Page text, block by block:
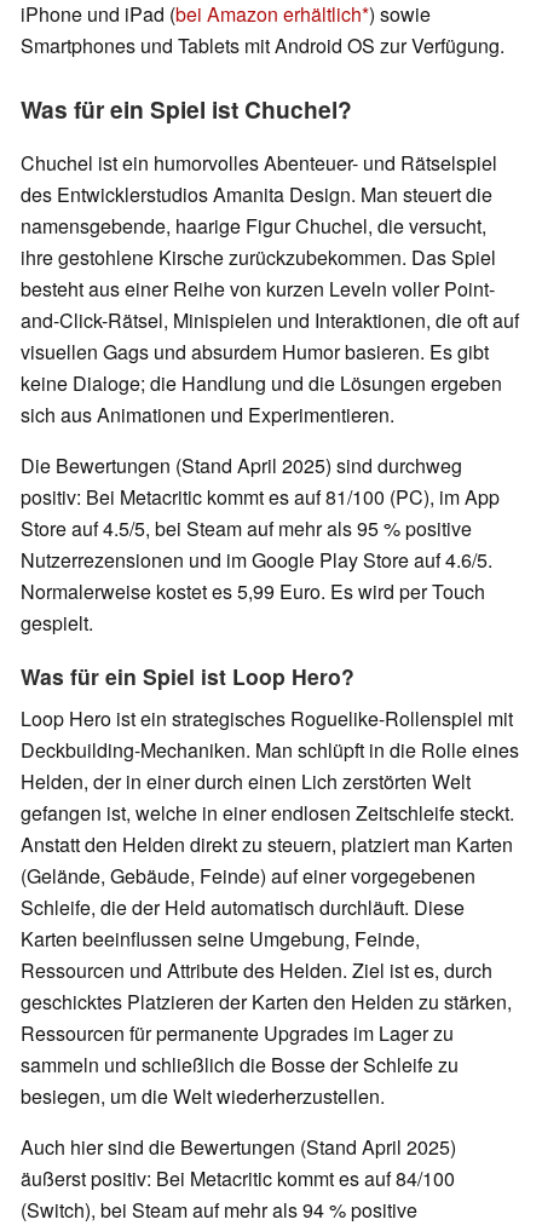
iPhone und iPad (bei Amazon erhältlich ) sowie
Smartphones und Tablets mit Android OS zur Verfügung.
Was für ein Spiel ist Chuchel?
Chuchel ist ein humorvolles Abenteuer- und Rätselspiel
des Entwicklerstudios Amanita Design. Man steuert die
namensgebende, haarige Figur Chuchel, die versucht,
ihre gestohlene Kirsche zurückzubekommen. Das Spiel
besteht aus einer Reihe von kurzen Leveln voller Point-
and-Click-Rätsel, Minispielen und Interaktionen, die oft auf
visuellen Gags und absurdem Humor basieren. Es gibt
keine Dialoge; die Handlung und die Lösungen ergeben
sich aus Animationen und Experimentieren.
Die Bewertungen (Stand April 2025) sind durchweg
positiv: Bei Metacritic kommt es auf 81/100 (PC), im App
Store auf 4.5/5, bei Steam auf mehr als 95 % positive
Nutzerrezensionen und im Google Play Store auf 4.6/5.
Normalerweise kostet es 5,99 Euro. Es wird per Touch
gespielt.
Was für ein Spiel ist Loop Hero?
Loop Hero ist ein strategisches Roguelike-Rollenspiel mit
Deckbuilding-Mechaniken. Man schlüpft in die Rolle eines
Helden, der in einer durch einen Lich zerstörten Welt
gefangen ist, welche in einer endlosen Zeitschleife steckt.
Anstatt den Helden direkt zu steuern, platziert man Karten
(Gelände, Gebäude, Feinde) auf einer vorgegebenen
Schleife, die der Held automatisch durchläuft. Diese
Karten beeinflussen seine Umgebung, Feinde,
Ressourcen und Attribute des Helden. Ziel ist es, durch
geschicktes Platzieren der Karten den Helden zu stärken,
Ressourcen für permanente Upgrades im Lager zu
sammeln und schließlich die Bosse der Schleife zu
besiegen, um die Welt wiederherzustellen.
Auch hier sind die Bewertungen (Stand April 2025)
äußerst positiv: Bei Metacritic kommt es auf 84/100
(Switch), bei Steam auf mehr als 94 % positive